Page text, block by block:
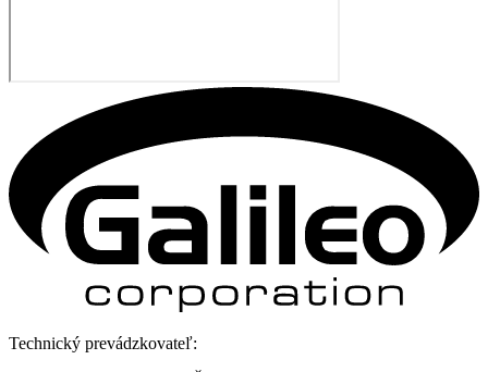
Technický prevádzkovateľ: